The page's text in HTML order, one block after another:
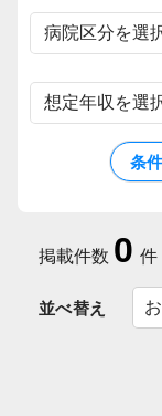
条
掲載件数 0 件
並べ替え